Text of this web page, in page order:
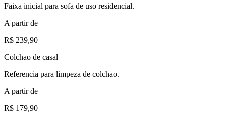
Faixa inicial para sofa de uso residencial.
A partir de
R$ 239,90
Colchao de casal
Referencia para limpeza de colchao.
A partir de
R$ 179,90